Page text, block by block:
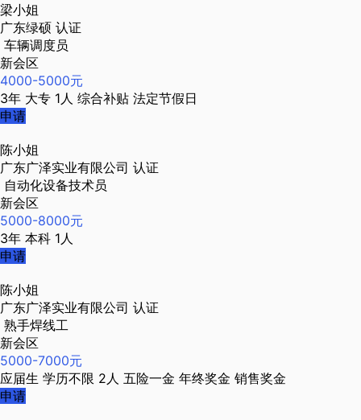
梁小姐
广东绿硕 认证
车辆调度员
新会区
4000-5000元
3年 大专 1人 综合补贴 法定节假日
申请
陈小姐
广东广泽实业有限公司 认证
自动化设备技术员
新会区
5000-8000元
3年 本科 1人
申请
陈小姐
广东广泽实业有限公司 认证
熟手焊线工
新会区
5000-7000元
应届生 学历不限 2人 五险一金 年终奖金 销售奖金
申请